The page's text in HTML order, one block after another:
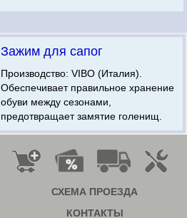
Зажим для сапог
Производство: VIBO (Италия).
Обеспечивает правильное хранение
обуви между сезонами,
предотвращает замятие голенищ.
СХЕМА ПРОЕЗДА
КОНТАКТЫ